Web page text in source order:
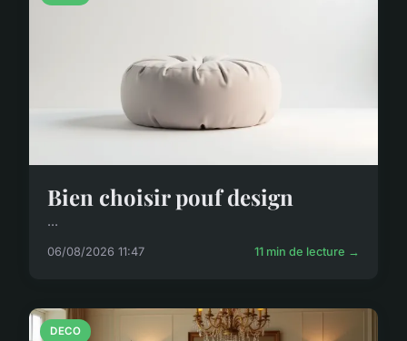
Bien choisir pouf design
...
06/08/2026 11:47 11 min de lecture →
DECO